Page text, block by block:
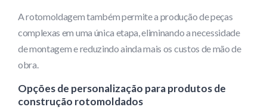
A rotomoldagem também permite a produção de peças
complexas em uma única etapa, eliminando a necessidade
de montagem e reduzindo ainda mais os custos de mão de
obra.
Opções de personalização para produtos de
construção rotomoldados